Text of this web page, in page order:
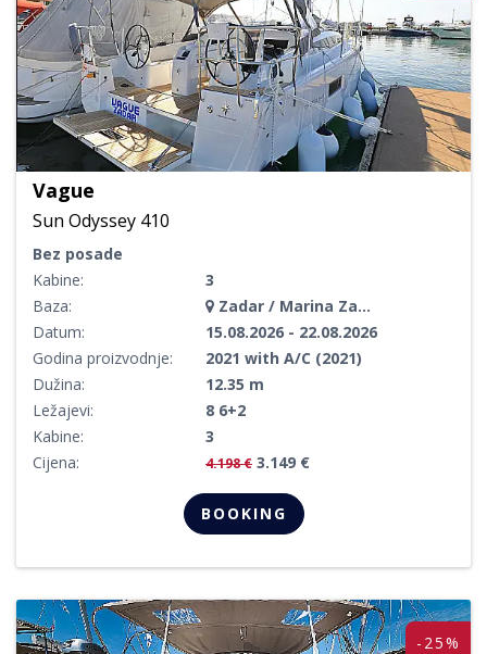
Vague
Sun Odyssey 410
Bez posade
Kabine:
3
Baza:
Zadar / Marina Zadar
Datum:
15.08.2026 - 22.08.2026
Godina proizvodnje:
2021 with A/C (2021)
Dužina:
12.35 m
Ležajevi:
8 6+2
Kabine:
3
Cijena:
4.198 € 3.149 €
BOOKING
-25%